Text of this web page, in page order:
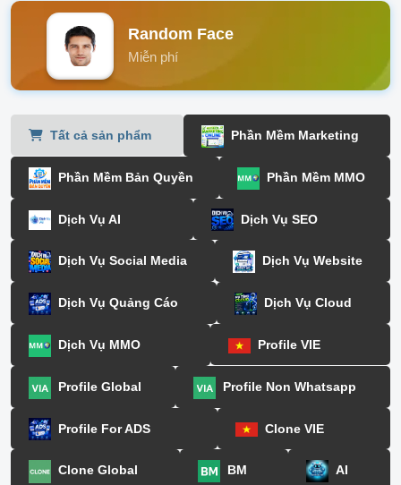
Random Face
Miễn phí
Tất cả sản phẩm Phần Mềm Marketing
Phần Mềm Bản Quyền Phần Mềm MMO
Dịch Vụ AI Dịch Vụ SEO
Dịch Vụ Social Media Dịch Vụ Website
Dịch Vụ Quảng Cáo Dịch Vụ Cloud
Dịch Vụ MMO Profile VIE
Profile Global Profile Non Whatsapp
Profile For ADS Clone VIE
Clone Global BM AI